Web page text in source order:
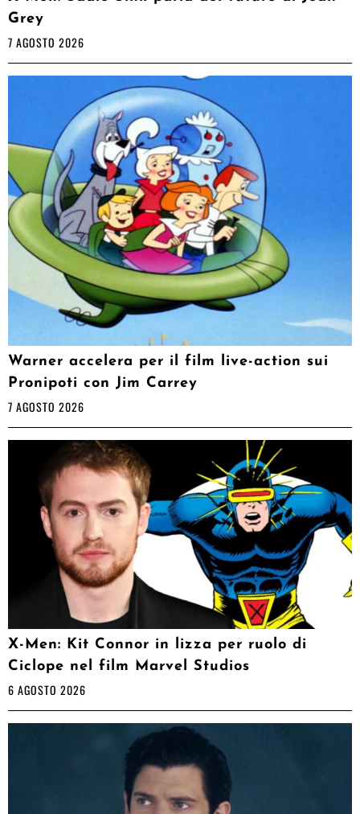
Grey
7 AGOSTO 2026
Warner accelera per il film live-action sui
Pronipoti con Jim Carrey
7 AGOSTO 2026
X-Men: Kit Connor in lizza per ruolo di
Ciclope nel film Marvel Studios
6 AGOSTO 2026